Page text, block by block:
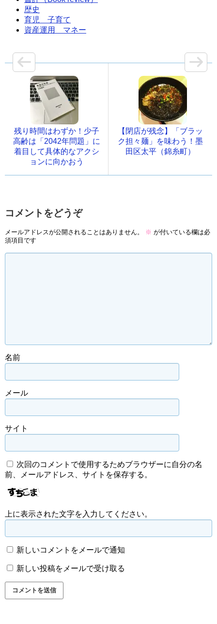
歴史
育児 子育て
資産運用 マネー
残り時間はわずか！少子
高齢は「2042年問題」に
着目して具体的なアクシ
ョンに向かおう
【閉店が残念】「ブラッ
ク担々麺」を味わう！墨
田区太平（錦糸町）
コメントをどうぞ
メールアドレスが公開されることはありません。 ※ が付いている欄は必
須項目です
名前
メール
サイト
次回のコメントで使用するためブラウザーに自分の名
前、メールアドレス、サイトを保存する。
上に表示された文字を入力してください。
新しいコメントをメールで通知
新しい投稿をメールで受け取る